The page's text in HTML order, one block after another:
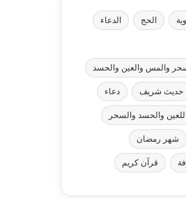
الحج الدعاء
والمس والعين والحسد
حديث شريف دعاء
والحسد والسحر
شهر رمضان
قرآن كريم